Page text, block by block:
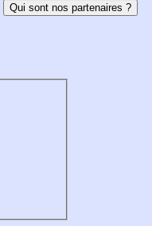
Qui sont nos partenaires ?